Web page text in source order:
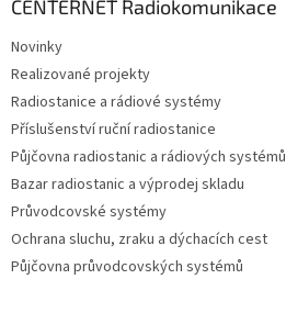
CENTERNET Radiokomunikace
Novinky
Realizované projekty
Radiostanice a rádiové systémy
Příslušenství ruční radiostanice
Půjčovna radiostanic a rádiových systémů
Bazar radiostanic a výprodej skladu
Průvodcovské systémy
Ochrana sluchu, zraku a dýchacích cest
Půjčovna průvodcovských systémů